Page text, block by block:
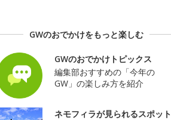
GWのおでかけをもっと楽しむ
GWのおでかけトピックス
編集部おすすめの「今年の
GW」の楽しみ方を紹介
ネモフィラが見られるスポット